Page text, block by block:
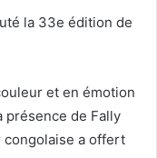
la 33e édition de
et en émotion
présence de Fally
congolaise a offert